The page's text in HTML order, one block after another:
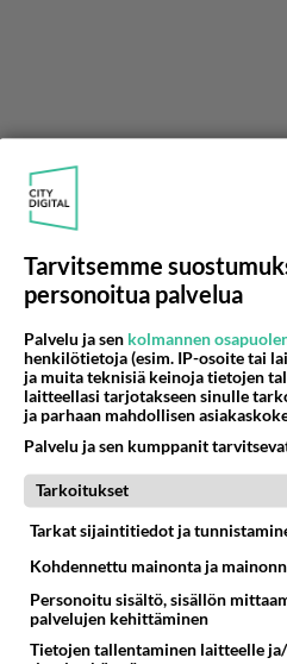
Anonyymi
2024-03-01 09:13:37
Anonyymi
linja ei salli edes pienten
päästä tule sanktiota.
Joo, ennen työnteosta sai
sanktioita.
Tarvitsemme
personoitua palvelua
Palvelu ja sen kolmannen
henkilötietoja (esim. IP-osoite tai
ja muita teknisiä keinoja tietojen
laitteellasi tarjotakseen sinulle
ja parhaan mahdollisen
Palvelu ja sen kumppanit
Tarkoitukset
Tarkat sijaintitiedot ja
Kohdennettu mainonta ja
Personoitu sisältö, sisällön
palvelujen kehittäminen
Tietojen tallentaminen laitteelle